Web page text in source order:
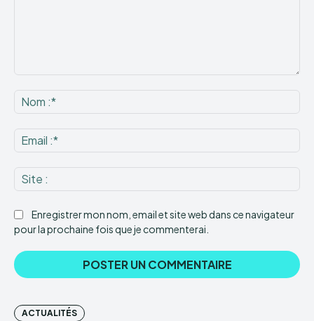
:*
:*
:
Enregistrer mon nom, email et site web dans ce navigateur
pour la prochaine fois que je commenterai.
ACTUALITÉS